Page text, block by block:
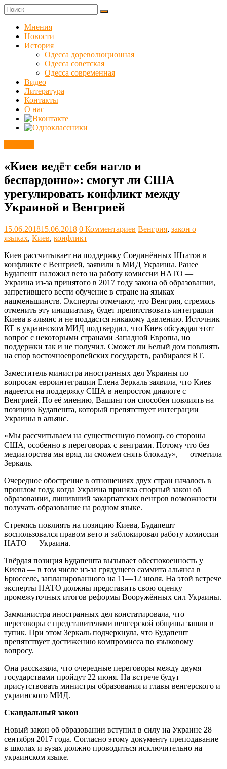
Skip
to
content
Куликовец
Сайт
одесского
сопротивления
Мнения
Новости
История
Одесса дореволюционная
Одесса советская
Одесса современная
Видео
Литература
Контакты
О нас
«Киев ведёт себя нагло и
беспардонно»: смогут ли США
урегулировать конфликт между
Украиной и Венгрией
15.06.201815.06.2018 0 Комментариев Венгрия, закон о
языках, Киев, конфликт
Киев рассчитывает на поддержку Соединённых Штатов в
конфликте с Венгрией, заявили в МИД Украины. Ранее
Будапешт наложил вето на работу комиссии НАТО —
Украина из-за принятого в 2017 году закона об образовании,
запретившего вести обучение в стране на языках
нацменьшинств. Эксперты отмечают, что Венгрия, стремясь
отменить эту инициативу, будет препятствовать интеграции
Киева в альянс и не поддастся никакому давлению. Источник
RT в украинском МИД подтвердил, что Киев обсуждал этот
вопрос с некоторыми странами Западной Европы, но
поддержки так и не получил. Сможет ли Белый дом повлиять
на спор восточноевропейских государств, разбирался RT.
Заместитель министра иностранных дел Украины по
вопросам евроинтеграции Елена Зеркаль заявила, что Киев
надеется на поддержку США в непростом диалоге с
Венгрией. По её мнению, Вашингтон способен повлиять на
позицию Будапешта, который препятствует интеграции
Украины в альянс.
«Мы рассчитываем на существенную помощь со стороны
США, особенно в переговорах с венграми. Потому что без
медиаторства мы вряд ли сможем снять блокаду», — отметила
Зеркаль.
Очередное обострение в отношениях двух стран началось в
прошлом году, когда Украина приняла спорный закон об
образовании, лишивший закарпатских венгров возможности
получать образование на родном языке.
Стремясь повлиять на позицию Киева, Будапешт
воспользовался правом вето и заблокировал работу комиссии
НАТО — Украина.
Твёрдая позиция Будапешта вызывает обеспокоенность у
Киева — в том числе из-за грядущего саммита альянса в
Брюсселе, запланированного на 11—12 июля. На этой встрече
эксперты НАТО должны представить свою оценку
промежуточных итогов реформы Вооружённых сил Украины.
Замминистра иностранных дел констатировала, что
переговоры с представителями венгерской общины зашли в
тупик. При этом Зеркаль подчеркнула, что Будапешт
препятствует достижению компромисса по языковому
вопросу.
Она рассказала, что очередные переговоры между двумя
государствами пройдут 22 июня. На встрече будут
присутствовать министры образования и главы венгерского и
украинского МИД.
Скандальный закон
Новый закон об образовании вступил в силу на Украине 28
сентября 2017 года. Согласно этому документу преподавание
в школах и вузах должно проводиться исключительно на
украинском языке.